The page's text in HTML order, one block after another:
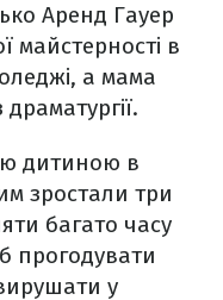
Аренд Гауер
майстерності в
а мама
дитиною в
зростали три
багато часу
прогодувати
у